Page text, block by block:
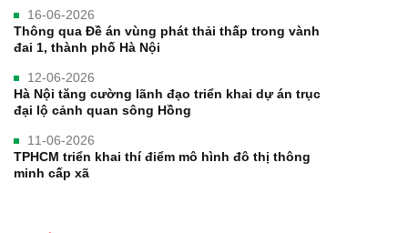
16-06-2026
Thông qua Đề án vùng phát thải thấp trong vành
đai 1, thành phố Hà Nội
12-06-2026
Hà Nội tăng cường lãnh đạo triển khai dự án trục
đại lộ cảnh quan sông Hồng
11-06-2026
TPHCM triển khai thí điểm mô hình đô thị thông
minh cấp xã